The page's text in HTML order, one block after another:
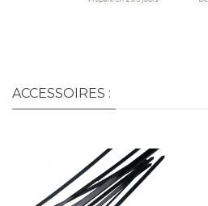
ACCESSOIRES :